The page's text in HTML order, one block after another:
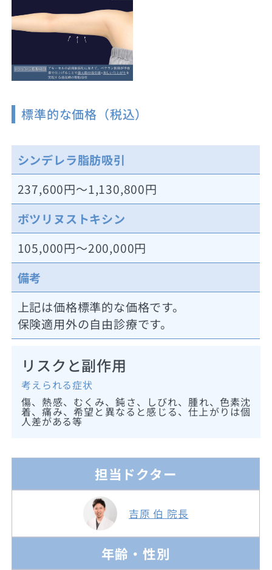
標準的な価格（税込）
シンデレラ脂肪吸引
237,600円～1,130,800円
ボツリヌストキシン
105,000円～200,000円
備考
上記は価格標準的な価格です。
保険適用外の自由診療です。
リスクと副作用
考えられる症状
傷、熱感、むくみ、鈍さ、しびれ、腫れ、色素沈
着、痛み、希望と異なると感じる、仕上がりは個
人差がある等
担当ドクター
吉原 伯 院長
年齢・性別